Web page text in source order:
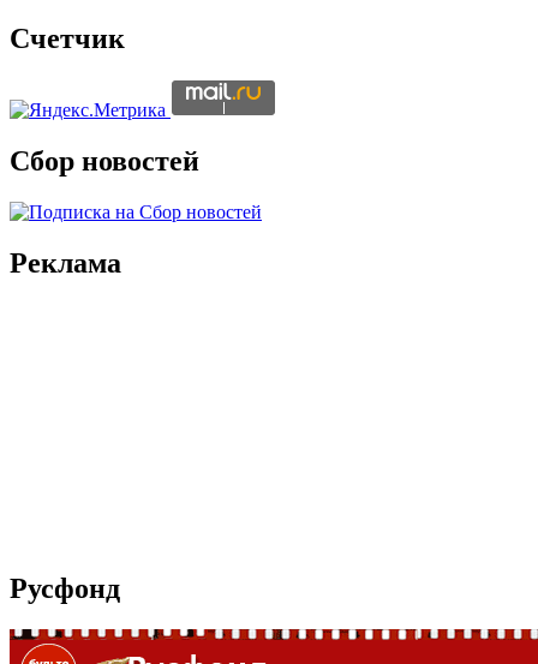
Счетчик
Сбор новостей
Реклама
Русфонд